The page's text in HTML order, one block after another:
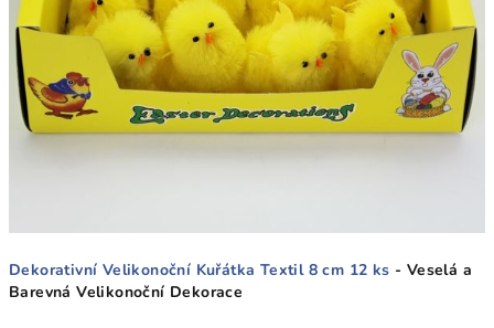
Dekorativní Velikonoční Kuřátka Textil 8 cm 12 ks - Veselá a
Barevná Velikonoční Dekorace